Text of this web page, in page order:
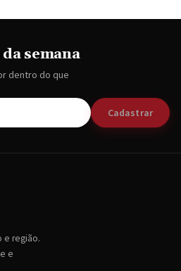
semana
dentro do que
Cadastrar
e região.
e